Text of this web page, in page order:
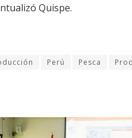
Quispe.
Perú Pesca